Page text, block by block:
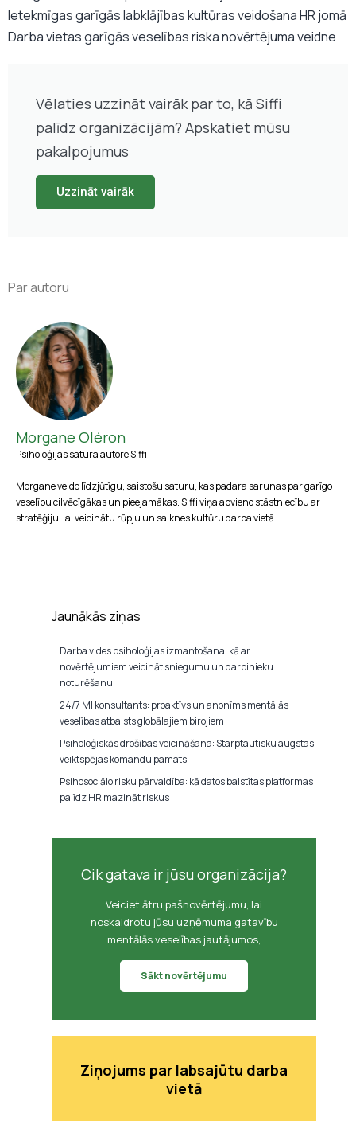
Ietekmīgas garīgās labklājības kultūras veidošana HR jomā
Darba vietas garīgās veselības riska novērtējuma veidne
Vēlaties uzzināt vairāk par to, kā Siffi
palīdz organizācijām? Apskatiet mūsu
pakalpojumus
Uzzināt vairāk
Par autoru
Morgane Oléron
Psiholoģijas satura autore Siffi
Morgane veido līdzjūtīgu, saistošu saturu, kas padara sarunas par garīgo
veselību cilvēcīgākas un pieejamākas. Siffi viņa apvieno stāstniecību ar
stratēģiju, lai veicinātu rūpju un saiknes kultūru darba vietā.
Jaunākās ziņas
Darba vides psiholoģijas izmantošana: kā ar
novērtējumiem veicināt sniegumu un darbinieku
noturēšanu
24/7 MI konsultants: proaktīvs un anonīms mentālās
veselības atbalsts globālajiem birojiem
Psiholoģiskās drošības veicināšana: Starptautisku augstas
veiktspējas komandu pamats
Psihosociālo risku pārvaldība: kā datos balstītas platformas
palīdz HR mazināt riskus
Cik gatava ir jūsu organizācija?
Veiciet ātru pašnovērtējumu, lai
noskaidrotu jūsu uzņēmuma gatavību
mentālās veselības jautājumos,
Sākt novērtējumu
Ziņojums par labsajūtu darba
vietā